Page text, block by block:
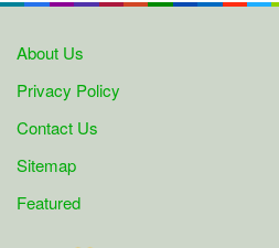
About Us
Privacy Policy
Contact Us
Sitemap
Featured